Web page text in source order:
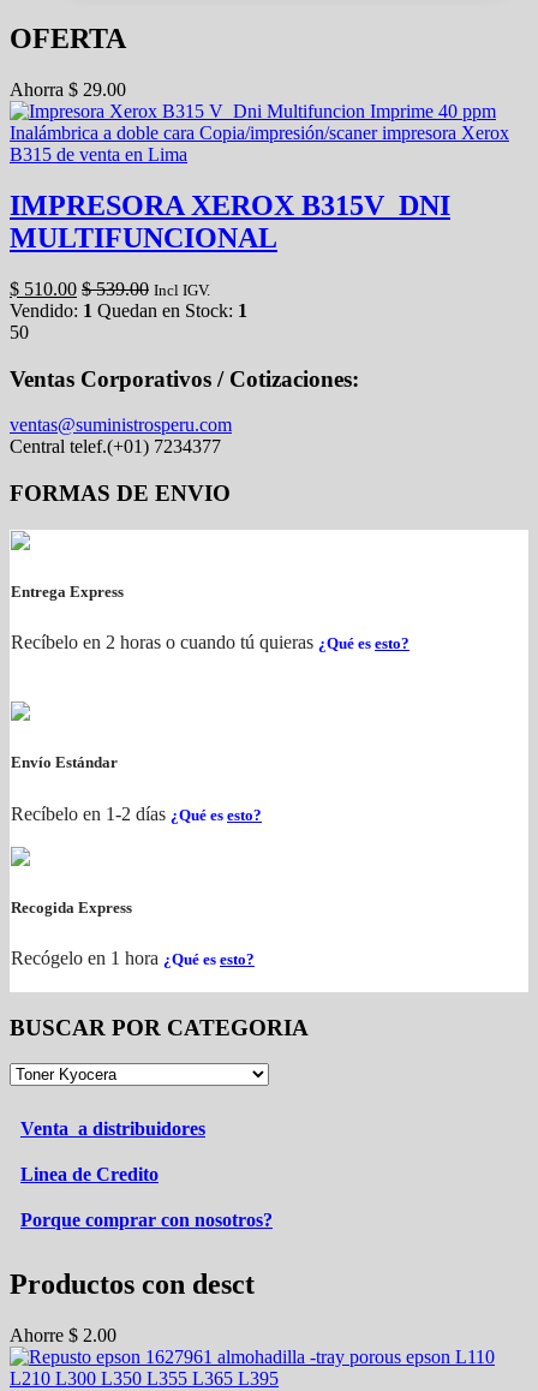
OFERTA
Ahorra $ 29.00
IMPRESORA XEROX B315V_DNI
MULTIFUNCIONAL
$ 510.00 $539.00 Incl IGV.
Vendido: 1 Quedan en Stock: 1
50
Ventas Corporativos / Cotizaciones:
ventas@suministrosperu.com
Central telef.(+01) 7234377
FORMAS DE ENVIO
Entrega Express
Recíbelo en 2 horas o cuando tú quieras ¿Qué es esto?
Envío Estándar
Recíbelo en 1-2 días ¿Qué es esto?
Recogida Express
Recógelo en 1 hora ¿Qué es esto?
BUSCAR POR CATEGORIA
Venta a distribuidores
Linea de Credito
Porque comprar con nosotros?
Productos con desct
Ahorre $ 2.00